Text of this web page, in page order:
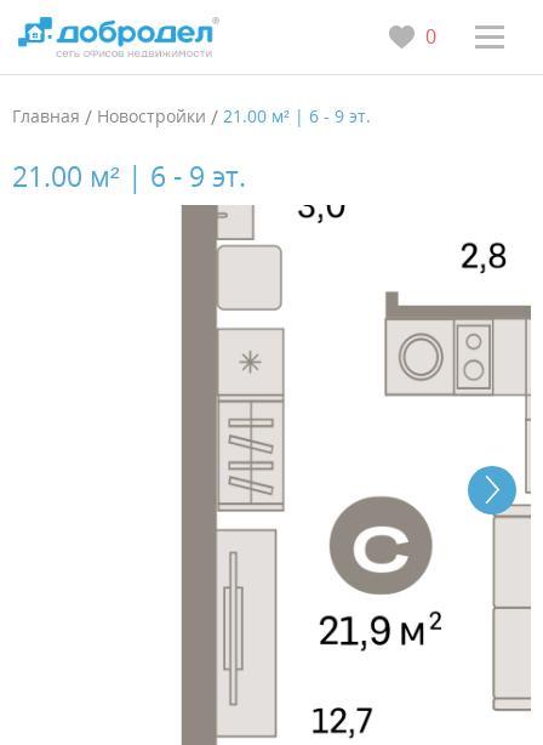
0
Главная / Новостройки / 21.00 м² | 6 - 9 эт.
21.00 м² | 6 - 9 эт.